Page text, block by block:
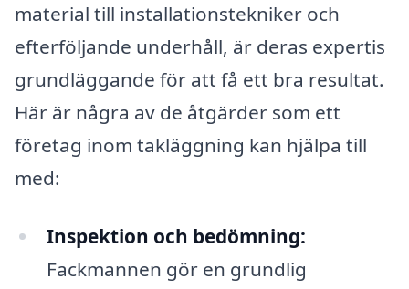
material till installationstekniker och
efterföljande underhåll, är deras expertis
grundläggande för att få ett bra resultat.
Här är några av de åtgärder som ett
företag inom takläggning kan hjälpa till
med:
Inspektion och bedömning:
Fackmannen gör en grundlig